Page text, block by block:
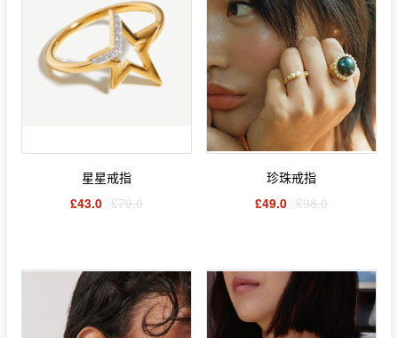
星星戒指
£43.0 £79.0
珍珠戒指
£49.0 £98.0